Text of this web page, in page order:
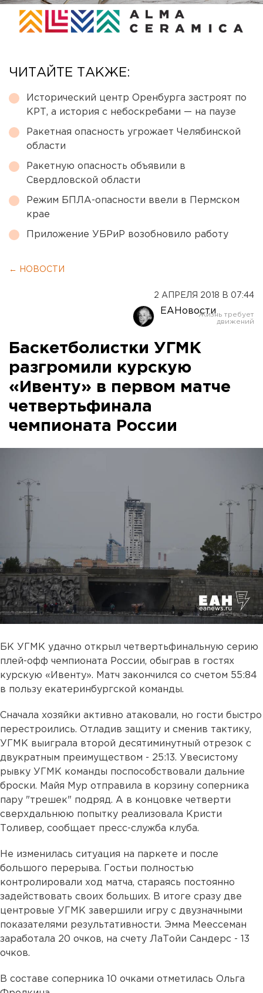
ЧИТАЙТЕ ТАКЖЕ:
Исторический центр Оренбурга застроят по
КРТ, а история с небоскребами — на паузе
Ракетная опасность угрожает Челябинской
области
Ракетную опасность объявили в
Свердловской области
Режим БПЛА-опасности ввели в Пермском
крае
Приложение УБРиР возобновило работу
← НОВОСТИ
2 АПРЕЛЯ 2018 В 07:44
ЕАНовости
Баскетболистки УГМК
разгромили курскую
«Ивенту» в первом матче
четвертьфинала
чемпионата России
БК УГМК удачно открыл четвертьфинальную серию
плей-офф чемпионата России, обыграв в гостях
курскую «Ивенту». Матч закончился со счетом 55:84
в пользу екатеринбургcкой команды.
Сначала хозяйки активно атаковали, но гости быстро
перестроились. Отладив защиту и сменив тактику,
УГМК выиграла второй десятиминутный отрезок с
двукратным преимуществом - 25:13. Увесистому
рывку УГМК команды поспособствовали дальние
броски. Майя Мур отправила в корзину соперника
пару "трешек" подряд. А в концовке четверти
сверхдальнюю попытку реализовала Кристи
Толивер, сообщает пресс-служба клуба.
Не изменилась ситуация на паркете и после
большого перерыва. Гостьи полностью
контролировали ход матча, стараясь постоянно
задействовать своих больших. В итоге сразу две
центровые УГМК завершили игру с двузначными
показателями результативности. Эмма Меессеман
заработала 20 очков, на счету ЛаТойи Сандерс - 13
очков.
В составе соперника 10 очками отметилась Ольга